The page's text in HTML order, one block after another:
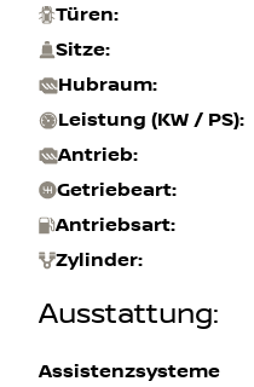
Türen:
Sitze:
Hubraum:
Leistung (KW / PS):
Antrieb:
Getriebeart:
Antriebsart:
Zylinder:
Ausstattung:
Assistenzsysteme